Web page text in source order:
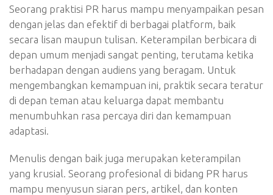
Seorang praktisi PR harus mampu menyampaikan pesan
dengan jelas dan efektif di berbagai platform, baik
secara lisan maupun tulisan. Keterampilan berbicara di
depan umum menjadi sangat penting, terutama ketika
berhadapan dengan audiens yang beragam. Untuk
mengembangkan kemampuan ini, praktik secara teratur
di depan teman atau keluarga dapat membantu
menumbuhkan rasa percaya diri dan kemampuan
adaptasi.
Menulis dengan baik juga merupakan keterampilan
yang krusial. Seorang profesional di bidang PR harus
mampu menyusun siaran pers, artikel, dan konten